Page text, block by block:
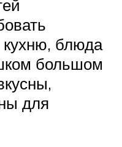
блюда
большом
для